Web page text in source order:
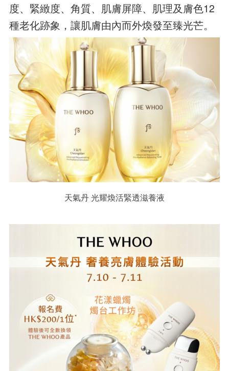
度、緊緻度、角質、肌膚屏障、肌理及膚色12
種老化跡象，讓肌膚由內而外煥發至臻光芒。
天氣丹 光耀煥活緊透滋養液